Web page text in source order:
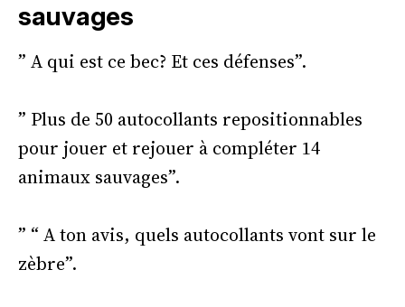
sauvages
” A qui est ce bec? Et ces défenses”.
” Plus de 50 autocollants repositionnables
pour jouer et rejouer à compléter 14
animaux sauvages”.
” “ A ton avis, quels autocollants vont sur le
zèbre”.